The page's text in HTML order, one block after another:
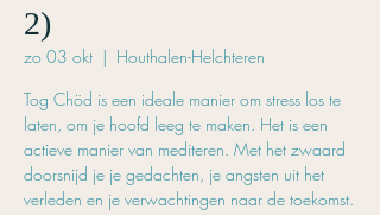
2)
zo 03 okt
  |
Houthalen-Helchteren
Tog Chöd is een ideale manier om stress los te
laten, om je hoofd leeg te maken. Het is een
actieve manier van mediteren. Met het zwaard
doorsnijd je je gedachten, je angsten uit het
verleden en je verwachtingen naar de toekomst.